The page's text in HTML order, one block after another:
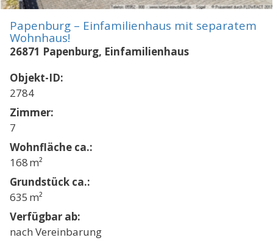
Papenburg – Einfamilienhaus mit separatem
Wohnhaus!
26871 Papenburg, Einfamilienhaus
Objekt-ID:
2784
Zimmer:
7
Wohnfläche ca.:
168 m²
Grund­stück ca.:
635 m²
Verfügbar ab:
nach Vereinbarung